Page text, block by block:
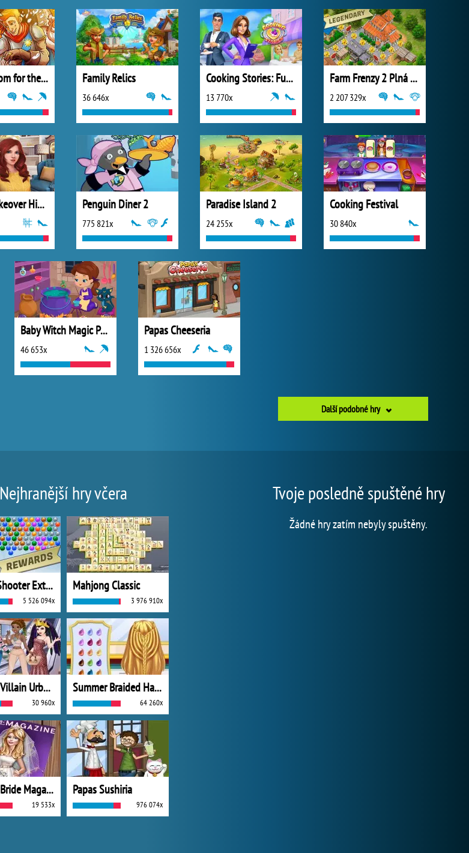
My Kingdom for the Princess Plná verze Family Relics
36 646x
Cooking Stories: Fun Cafe Game
13 770x
Farm Frenzy 2 Plná Verze
2 207 329x
Home Makeover Hidden Object Penguin Diner 2
775 821x
Paradise Island 2
24 255x
Cooking Festival
30 840x
Baby Witch Magic Potion
46 653x
Papas Cheeseria
1 326 656x
Další podobné hry
Nejhranější hry včera
Bubble Shooter Extreme
5 526 094x
Mahjong Classic
3 976 910x
Princess Villain Urban Outfitters Summer
30 960x
Summer Braided Hairstyles
64 260x
Princess Bride Magazine
19 533x
Papas Sushiria
976 074x
Tvoje posledně spuštěné hry
Žádné hry zatím nebyly spuštěny.